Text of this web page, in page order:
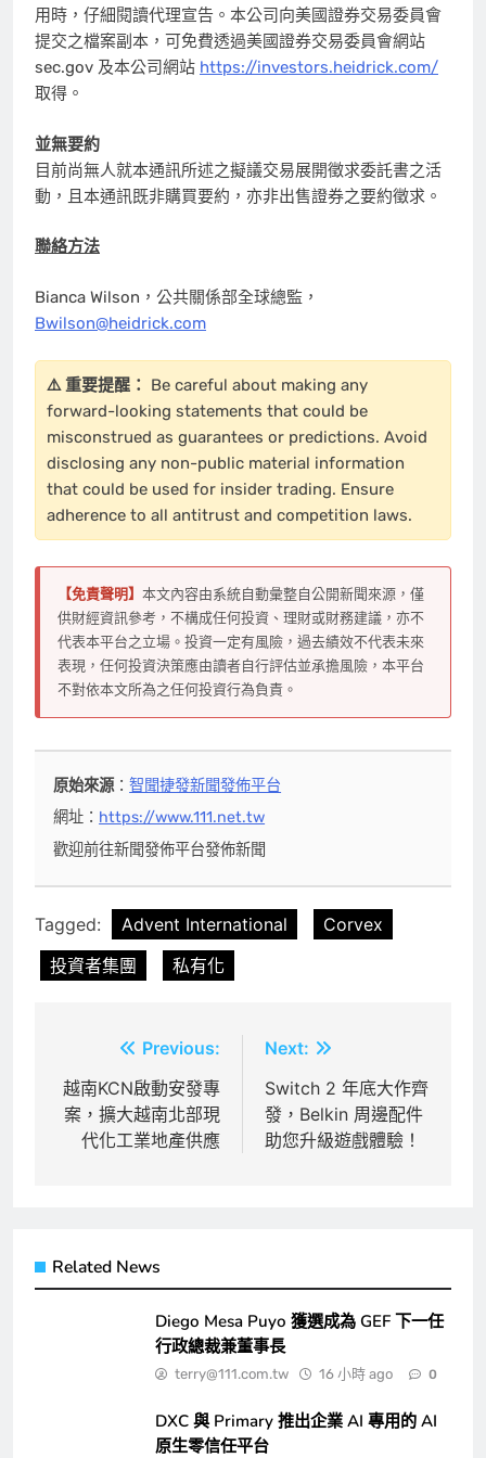
用時，仔細閱讀代理宣告。本公司向美國證券交易委員會
提交之檔案副本，可免費透過美國證券交易委員會網站
sec.gov 及本公司網站 https://investors.heidrick.com/
取得。
並無要約
目前尚無人就本通訊所述之擬議交易展開徵求委託書之活
動，且本通訊既非購買要約，亦非出售證券之要約徵求。
聯絡方法
Bianca Wilson，公共關係部全球總監，
Bwilson@heidrick.com
⚠️ 重要提醒： Be careful about making any
forward-looking statements that could be
misconstrued as guarantees or predictions. Avoid
disclosing any non-public material information
that could be used for insider trading. Ensure
adherence to all antitrust and competition laws.
【免責聲明】 本文內容由系統自動彙整自公開新聞來源，僅
供財經資訊參考，不構成任何投資、理財或財務建議，亦不
代表本平台之立場。投資一定有風險，過去績效不代表未來
表現，任何投資決策應由讀者自行評估並承擔風險，本平台
不對依本文所為之任何投資行為負責。
原始來源：智聞捷發新聞發佈平台
網址： https://www.111.net.tw
歡迎前往新聞發佈平台發佈新聞
Tagged: Advent International
Corvex
投資者集團
私有化
章
導
Previous:
越南KCN啟動安發專
案，擴大越南北部現
代化工業地產供應
Next:
Switch 2 年底大作齊
發，Belkin 周邊配件
助您升級遊戲體驗！
Related News
Diego Mesa Puyo 獲選成為 GEF 下一任
行政總裁兼董事長
terry@111.com.tw 16 小時 ago 0
DXC 與 Primary 推出企業 AI 專用的 AI
原生零信任平台